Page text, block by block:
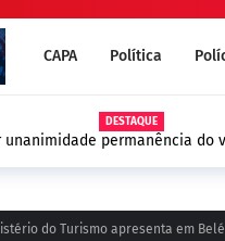
CAPA Política
DESTAQUE
unanimidade permanência do
do Turismo apresenta em